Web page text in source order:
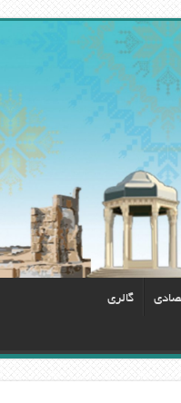
گالری